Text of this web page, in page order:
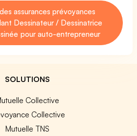
assurances prévoyances
Dessinateur / Dessinatrice
pour auto-entrepreneur
SOLUTIONS
Collective
Collective
Mutuelle TNS